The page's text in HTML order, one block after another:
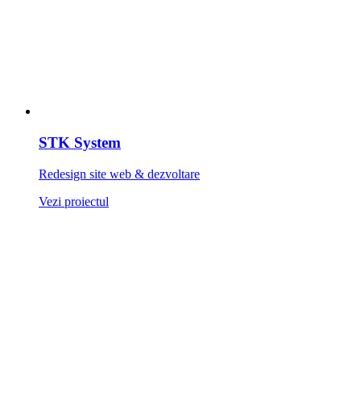
STK System
Redesign site web & dezvoltare
Vezi proiectul